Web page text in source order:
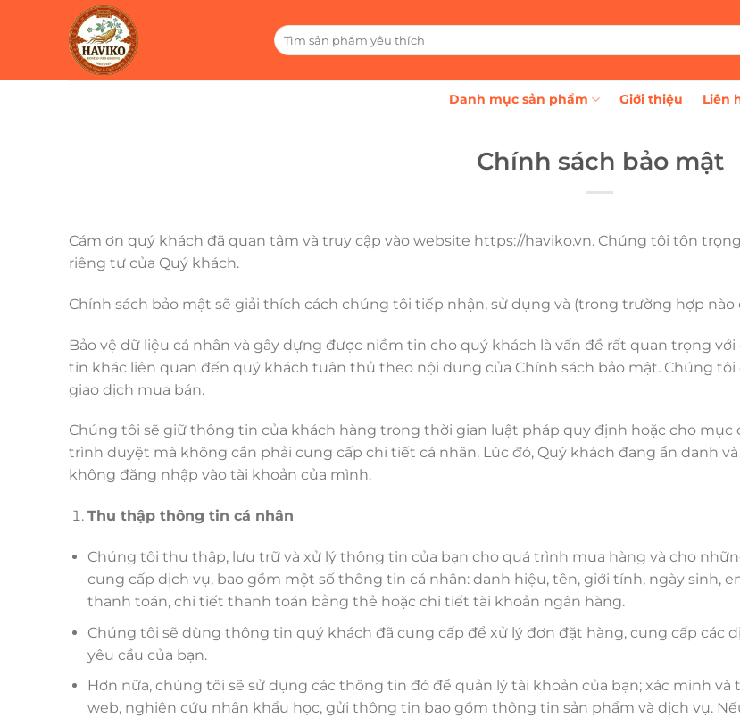
dung
Tìm
kiếm:
Danh mục sản phẩm Giới thiệu Liên
Chính sách bảo mật
Cám ơn quý khách đã quan tâm và truy cập vào website https://haviko.vn. Chúng tôi tôn
riêng tư của Quý khách.
Chính sách bảo mật sẽ giải thích cách chúng tôi tiếp nhận, sử dụng và (trong trường hợp
Bảo vệ dữ liệu cá nhân và gây dựng được niềm tin cho quý khách là vấn đề rất quan trọng
tin khác liên quan đến quý khách tuân thủ theo nội dung của Chính sách bảo mật. Chúng
giao dịch mua bán.
Chúng tôi sẽ giữ thông tin của khách hàng trong thời gian luật pháp quy định hoặc cho mục
trình duyệt mà không cần phải cung cấp chi tiết cá nhân. Lúc đó, Quý khách đang ẩn danh
không đăng nhập vào tài khoản của mình.
Thu thập thông tin cá nhân
Chúng tôi thu thập, lưu trữ và xử lý thông tin của bạn cho quá trình mua hàng và cho
cung cấp dịch vụ, bao gồm một số thông tin cá nhân: danh hiệu, tên, giới tính, ngày sinh,
thanh toán, chi tiết thanh toán bằng thẻ hoặc chi tiết tài khoản ngân hàng.
Chúng tôi sẽ dùng thông tin quý khách đã cung cấp để xử lý đơn đặt hàng, cung cấp các
yêu cầu của bạn.
Hơn nữa, chúng tôi sẽ sử dụng các thông tin đó để quản lý tài khoản của bạn; xác minh
web, nghiên cứu nhân khẩu học, gửi thông tin bao gồm thông tin sản phẩm và dịch vụ.